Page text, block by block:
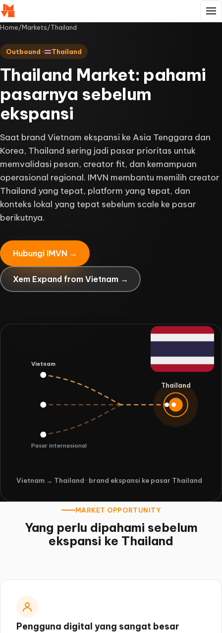
Home/Markets/Thailand
Outbound · Thailand
Thailand Market: pahami
pasarnya sebelum
ekspansi
Saat brand Vietnam ekspansi ke Asia Tenggara dan
Korea, Thailand sering jadi pasar prioritas untuk
memvalidasi pesan, creator fit, dan kemampuan
operasional regional. IMVN membantu memilih creator
Thailand yang tepat, platform yang tepat, dan
konteks lokal yang tepat sebelum scale ke pasar
berikutnya.
Hubungi IMVN →
Xem Expand from Vietnam →
Vietnam
Pasar internasional
Thailand
Vietnam → Thailand · brand ekspansi ke pasar Thailand
MARKET OPPORTUNITY
Yang perlu dipahami sebelum
ekspansi ke Thailand
Pengguna digital yang sangat besar